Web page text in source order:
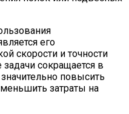
его
скорости и точности
сокращается в
повысить
затраты на